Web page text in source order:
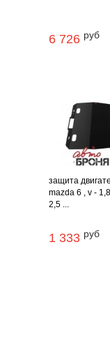
6 726 руб
защита
mazda 6 , v -
2,5 ...
1 333 руб